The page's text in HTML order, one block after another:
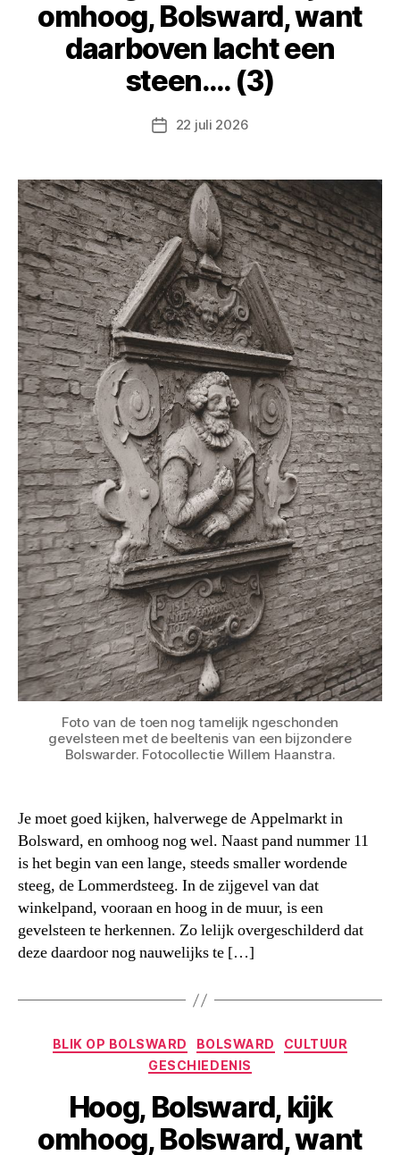
omhoog, Bolsward, want
daarboven lacht een
steen…. (3)
Berichtdatum
22 juli 2026
Foto van de toen nog tamelijk ngeschonden
gevelsteen met de beeltenis van een bijzondere
Bolswarder. Fotocollectie Willem Haanstra.
Je moet goed kijken, halverwege de Appelmarkt in
Bolsward, en omhoog nog wel. Naast pand nummer 11
is het begin van een lange, steeds smaller wordende
steeg, de Lommerdsteeg. In de zijgevel van dat
winkelpand, vooraan en hoog in de muur, is een
gevelsteen te herkennen. Zo lelijk overgeschilderd dat
deze daardoor nog nauwelijks te […]
Categorieën
BLIK OP BOLSWARD BOLSWARD
CULTUUR
GESCHIEDENIS
Hoog, Bolsward, kijk
omhoog, Bolsward, want